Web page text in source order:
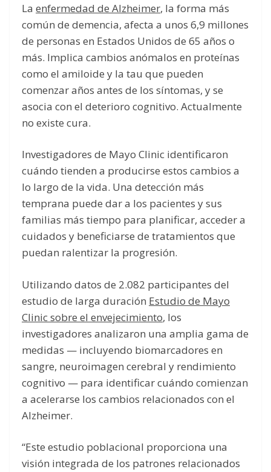
La enfermedad de Alzheimer, la forma más
común de demencia, afecta a unos 6,9 millones
de personas en Estados Unidos de 65 años o
más. Implica cambios anómalos en proteínas
como el amiloide y la tau que pueden
comenzar años antes de los síntomas, y se
asocia con el deterioro cognitivo. Actualmente
no existe cura.
Investigadores de Mayo Clinic identificaron
cuándo tienden a producirse estos cambios a
lo largo de la vida. Una detección más
temprana puede dar a los pacientes y sus
familias más tiempo para planificar, acceder a
cuidados y beneficiarse de tratamientos que
puedan ralentizar la progresión.
Utilizando datos de 2.082 participantes del
estudio de larga duración Estudio de Mayo
Clinic sobre el envejecimiento, los
investigadores analizaron una amplia gama de
medidas — incluyendo biomarcadores en
sangre, neuroimagen cerebral y rendimiento
cognitivo — para identificar cuándo comienzan
a acelerarse los cambios relacionados con el
Alzheimer.
“Este estudio poblacional proporciona una
visión integrada de los patrones relacionados